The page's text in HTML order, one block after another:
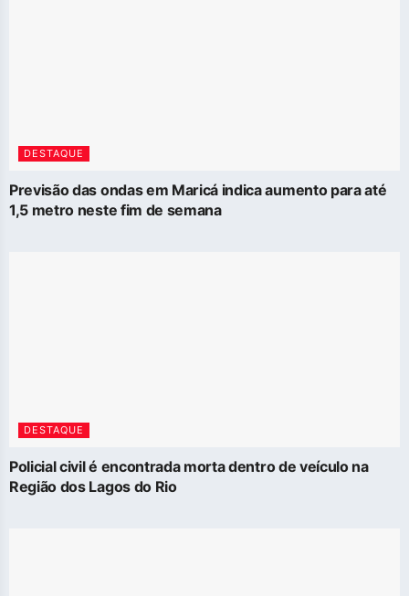
DESTAQUE
Previsão das ondas em Maricá indica aumento para até
1,5 metro neste fim de semana
DESTAQUE
Policial civil é encontrada morta dentro de veículo na
Região dos Lagos do Rio